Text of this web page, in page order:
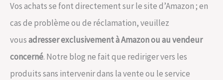
Vos achats se font directement sur le site d’Amazon ; en
cas de problème ou de réclamation, veuillez
vousadresser exclusivement à Amazon ou au vendeur
concerné. Notre blog ne fait que rediriger vers les
produits sans intervenir dans la vente ou le service